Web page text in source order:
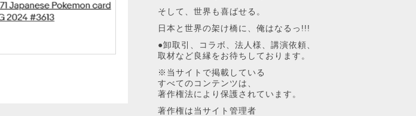
そして、世界も喜ばせる。
日本と世界の架け橋に、俺はなるっ!!!
●卸取引、コラボ、法人様、講演依頼、
取材など良縁をお待ちしております。
※当サイトで掲載している
すべてのコンテンツは、
著作権法により保護されています。
著作権は当サイト管理者